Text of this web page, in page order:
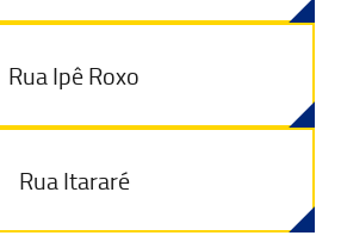
Rua Ipê Roxo
Rua Itararé